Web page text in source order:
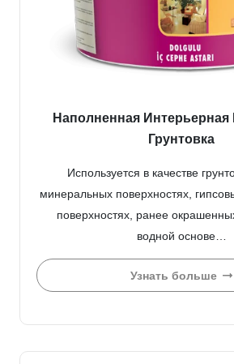
Наполненная Интерьерная
Грунтовка
Используется в качестве
минеральных поверхностях,
поверхностях, ранее
водной основе…
Узнать больше